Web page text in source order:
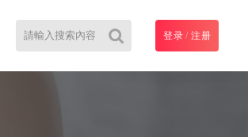
登录 / 注册